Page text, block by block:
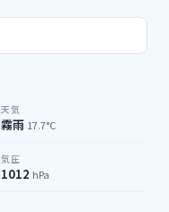
天気
霧雨 17.7°C
気圧
1012 hPa